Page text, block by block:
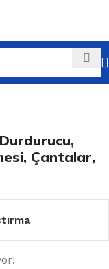
Çantalar,